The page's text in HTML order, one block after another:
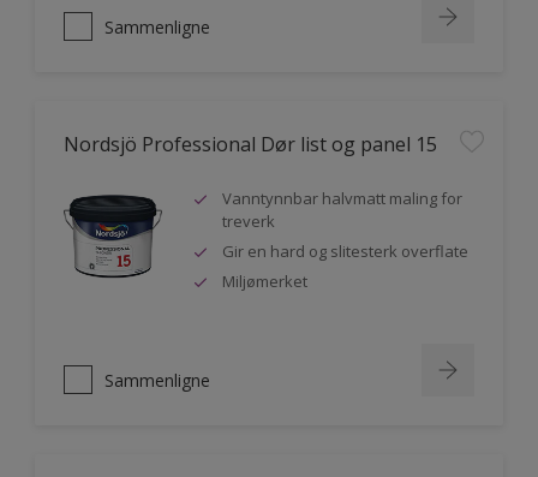
Sammenligne
Nordsjö Professional Dør list og panel 15
Vanntynnbar halvmatt maling for
treverk
Gir en hard og slitesterk overflate
Miljømerket
Sammenligne